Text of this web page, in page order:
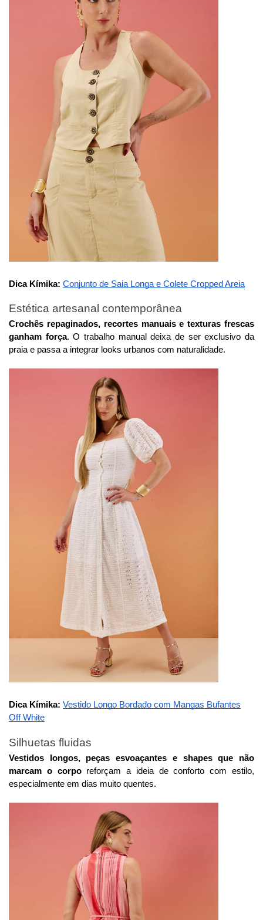
Dica Kímika: Conjunto de Saia Longa e Colete Cropped Areia
Estética artesanal contemporânea
Crochês repaginados, recortes manuais e texturas frescas
ganham força. O trabalho manual deixa de ser exclusivo da
praia e passa a integrar looks urbanos com naturalidade.
Dica Kímika: Vestido Longo Bordado com Mangas Bufantes
Off White
Silhuetas fluidas
Vestidos longos, peças esvoaçantes e shapes que não
marcam o corporeforçam a ideia de conforto com estilo,
especialmente em dias muito quentes.